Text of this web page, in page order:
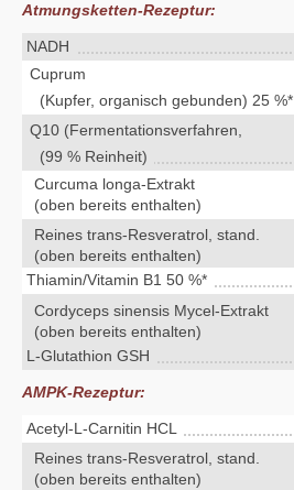
Atmungsketten-Rezeptur:
NADH
Cuprum
(Kupfer, organisch gebunden) 25 %*
Q10 (Fermentationsverfahren,
(99 % Reinheit)
Curcuma longa-Extrakt
(oben bereits enthalten)
Reines trans-Resveratrol, stand.
(oben bereits enthalten)
Thiamin/Vitamin B1 50 %*
Cordyceps sinensis Mycel-Extrakt
(oben bereits enthalten)
L-Glutathion GSH
AMPK-Rezeptur:
Acetyl-L-Carnitin HCL
Reines trans-Resveratrol, stand.
(oben bereits enthalten)